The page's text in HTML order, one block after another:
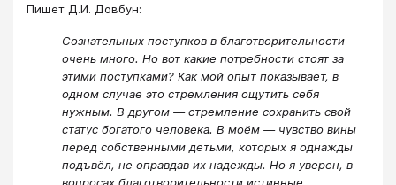
Пишет Д.И. Довбун:
Сознательных поступков в благотворительности
очень много. Но вот какие потребности стоят за
этими поступками? Как мой опыт показывает, в
одном случае это стремления ощутить себя
нужным. В другом — стремление сохранить свой
статус богатого человека. В моём — чувство вины
перед собственными детьми, которых я однажды
подъвёл, не оправдав их надежды. Но я уверен, в